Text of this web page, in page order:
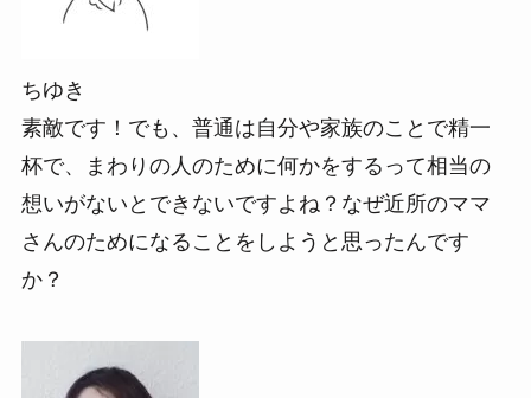
ちゆき
素敵です！でも、普通は自分や家族のことで精一
杯で、まわりの人のために何かをするって相当の
想いがないとできないですよね？なぜ近所のママ
さんのためになることをしようと思ったんです
か？